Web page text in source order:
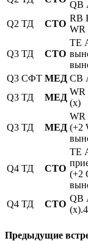
QB
Q2 ТД СТО
RB
WR
Q3 ТД СТО
TE
Q3 СФТ МЕД CB
Q3 ТД МЕД
WR
(х)
Q3 ТД МЕД
WR
(+2
Q4 ТД СТО
TE
(+2
Q4 ТД СТО
QB
Предыдущие